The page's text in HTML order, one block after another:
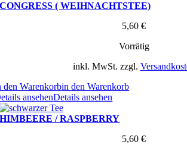
CONGRESS ( WEIHNACHTSTEE)
5,60 €
Vorrätig
inkl. MwSt. zzgl.
den Warenkorbin den Warenkorb
ansehenDetails ansehen
HIMBEERE / RASPBERRY
5,60 €